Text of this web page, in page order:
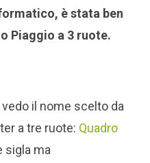
è stata ben
Piaggio a 3 ruote.
il nome scelto da
a tre ruote: Quadro
sigla ma